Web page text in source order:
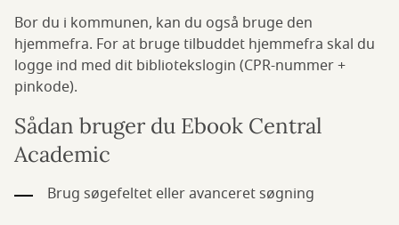
Bor du i kommunen, kan du også bruge den
hjemmefra. For at bruge tilbuddet hjemmefra skal du
logge ind med dit bibliotekslogin (CPR-nummer +
pinkode).
Sådan bruger du Ebook Central
Academic
Brug søgefeltet eller avanceret søgning